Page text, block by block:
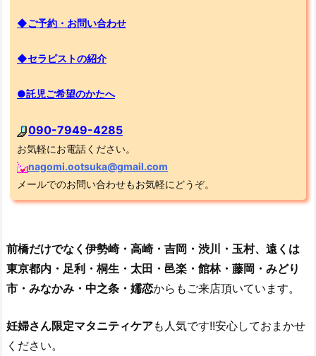
◆ご予約・お問い合わせ
◆セラピストの紹介
●託児ご希望のかたへ
090-7949-4285
お気軽にお電話ください。
nagomi.ootsuka@gmail.com
メールでのお問い合わせもお気軽にどうぞ。
前橋だけでなく伊勢崎・高崎・吉岡・渋川・玉村、遠くは
東京都内・足利・桐生・太田・邑楽・館林・藤岡・みどり
市・みなかみ・中之条・嬬恋からもご来店頂いています。
妊婦さん限定マタニティケアも人気です!!安心しておまかせ
ください。